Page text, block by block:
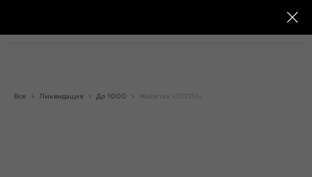
Все Ликвидация До 1000 Жилетка «013151»